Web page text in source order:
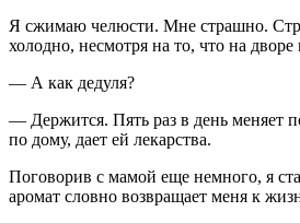
Я сжимаю челюсти. Мне страшно.
холодно, несмотря на то, что на дворе
— А как дедуля?
— Держится. Пять раз в день меняет
по дому, дает ей лекарства.
Поговорив с мамой еще немного, я
аромат словно возвращает меня к